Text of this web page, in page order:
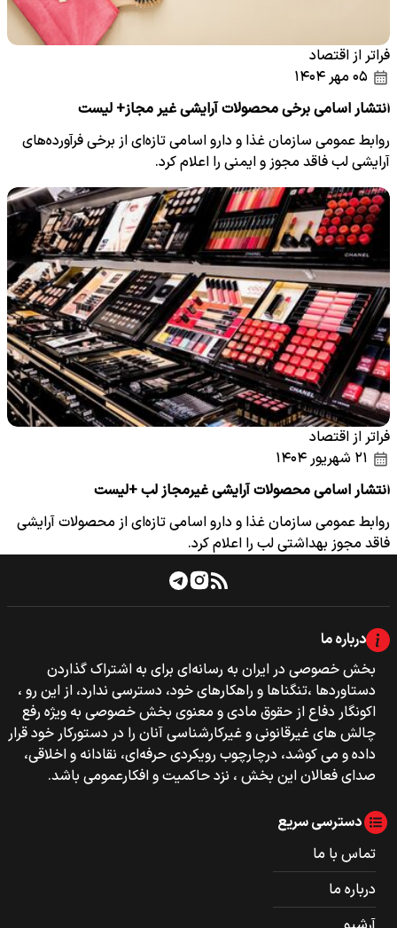
فراتر از اقتصاد
انتشار اسامی برخی محصولات آرایشی غیر مجاز+ لیست
روابط عمومی سازمان غذا و دارو اسامی تازه‌ای از برخی فرآورده‌های
آرایشی لب فاقد مجوز و ایمنی را اعلام کرد.
فراتر از اقتصاد
انتشار اسامی محصولات آرایشی غیرمجاز لب +لیست
روابط عمومی سازمان غذا و دارو اسامی تازه‌ای از محصولات آرایشی
فاقد مجوز بهداشتی لب را اعلام کرد.
درباره ما
بخش خصوصی‌‌ در ایران به رسانه‌ای برای به اشتراک گذاردن
دستاوردها ،تنگناها و راهکارهای خود، دسترسی ندارد، از این رو ،
اکونگار دفاع از حقوق مادی و معنوی بخش خصوصی به ویژه رفع
چالش های غیرقانونی و غیرکارشناسی آنان را در دستورکار خود قرار
داده و می کوشد، درچارچوب رویکردی حرفه‌ای، نقادانه و اخلاقی،
صدای فعالان این بخش ، نزد حاکمیت و افکارعمومی باشد.
دسترسی سریع
تماس با ما
درباره ما